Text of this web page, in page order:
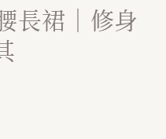
長裙｜修身